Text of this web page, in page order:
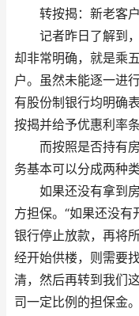
转按揭：新老客
记者昨日了解到
却非常明确，就是乘
户。虽然未能逐一进
有股份制银行均明确
按揭并给予优惠利率条
而按照是否持有
务基本可以分成两种类
如果还没有拿到
方担保。“如果还没
银行停止放款，再将
经开始供楼，则需要
清，然后再转到我们
司一定比例的担保金